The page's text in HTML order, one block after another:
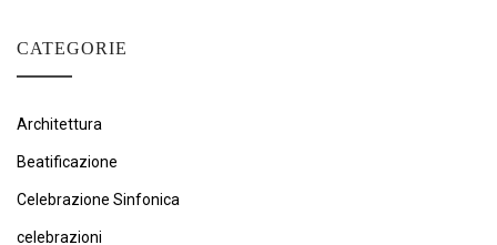
CATEGORIE
Architettura
Beatificazione
Celebrazione Sinfonica
celebrazioni